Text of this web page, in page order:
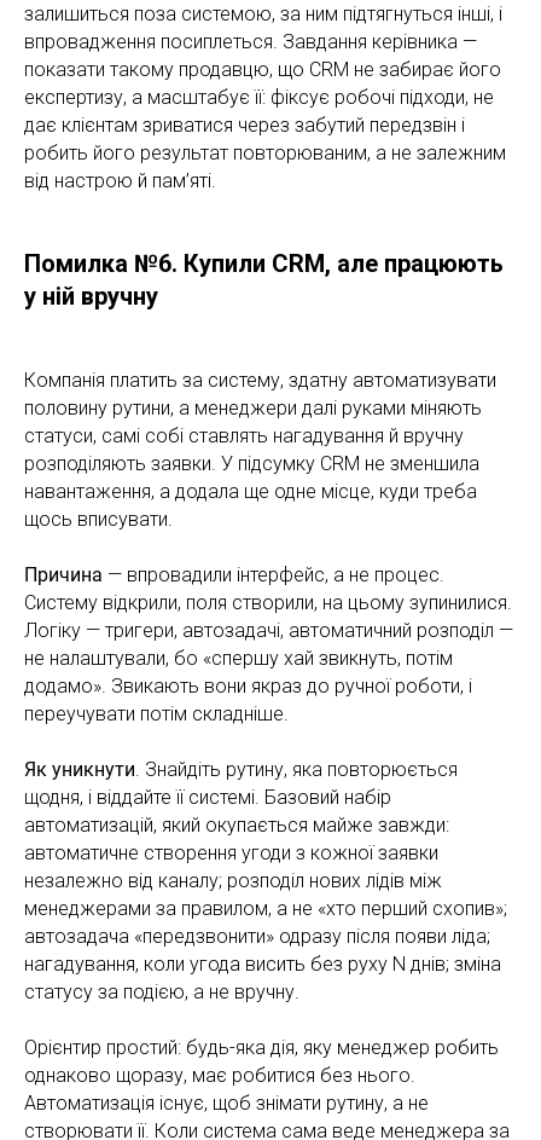
залишиться поза системою, за ним підтягнуться інші, і
впровадження посиплеться. Завдання керівника —
показати такому продавцю, що CRM не забирає його
експертизу, а масштабує її: фіксує робочі підходи, не
дає клієнтам зриватися через забутий передзвін і
робить його результат повторюваним, а не залежним
від настрою й пам’яті.
Помилка №6. Купили CRM, але працюють
у ній вручну
Компанія платить за систему, здатну автоматизувати
половину рутини, а менеджери далі руками міняють
статуси, самі собі ставлять нагадування й вручну
розподіляють заявки. У підсумку CRM не зменшила
навантаження, а додала ще одне місце, куди треба
щось вписувати.
Причина — впровадили інтерфейс, а не процес.
Систему відкрили, поля створили, на цьому зупинилися.
Логіку — тригери, автозадачі, автоматичний розподіл —
не налаштували, бо «спершу хай звикнуть, потім
додамо». Звикають вони якраз до ручної роботи, і
переучувати потім складніше.
Як уникнути. Знайдіть рутину, яка повторюється
щодня, і віддайте її системі. Базовий набір
автоматизацій, який окупається майже завжди:
автоматичне створення угоди з кожної заявки
незалежно від каналу; розподіл нових лідів між
менеджерами за правилом, а не «хто перший схопив»;
автозадача «передзвонити» одразу після появи ліда;
нагадування, коли угода висить без руху N днів; зміна
статусу за подією, а не вручну.
Орієнтир простий: будь-яка дія, яку менеджер робить
однаково щоразу, має робитися без нього.
Автоматизація існує, щоб знімати рутину, а не
створювати її. Коли система сама веде менеджера за